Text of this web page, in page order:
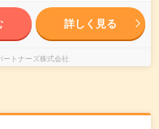
詳しく見る
トナーズ株式会社